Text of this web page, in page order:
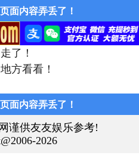
面内容弄丢了！
了！
方看看！
面内容弄丢了！
谨供友友娱乐参考!
2026